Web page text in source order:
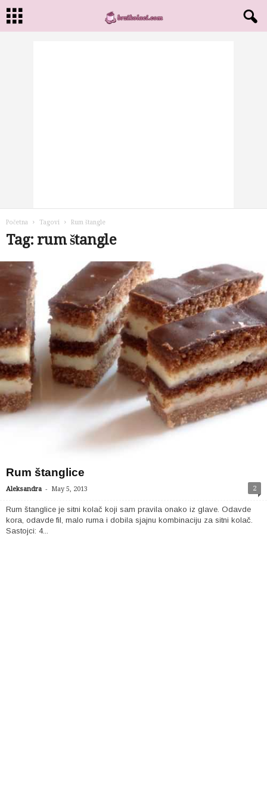
Početna Tagovi Rum štangle
Tag: rum štangle
Rum štanglice
Aleksandra - May 5, 2013 2
Rum štanglice je sitni kolač koji sam pravila onako iz glave. Odavde
kora, odavde fil, malo ruma i dobila sjajnu kombinaciju za sitni kolač.
Sastojci: 4...